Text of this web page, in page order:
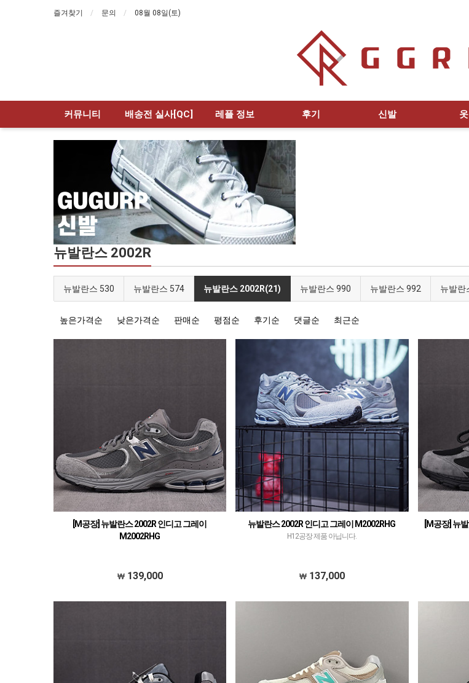
즐겨찾기 문의 08월 08일(토)
커뮤니티 배송전 실사[QC] 레플 정보 후기 신발 옷
뉴발란스 2002R
뉴발란스 530 뉴발란스 574 뉴발란스 2002R(21) 뉴발란스 990 뉴발란스 992 뉴발란
높은가격순 낮은가격순 판매순 평점순 후기순 댓글순 최근순
[M공장] 뉴발란스 2002R 인디고 그레이
M2002RHG
139,000
뉴발란스 2002R 인디고 그레이 M2002RHG
H12공장 제품 아닙니다.
137,000
[M공장] 뉴